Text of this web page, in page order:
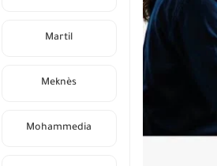
Martil
Meknès
Mohammedia